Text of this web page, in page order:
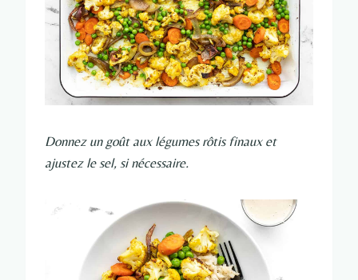
Donnez un goût aux légumes rôtis finaux et
ajustez le sel, si nécessaire.